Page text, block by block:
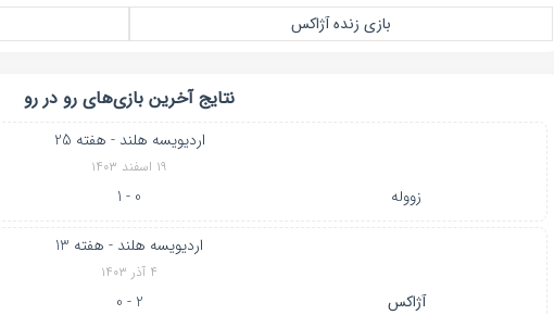
بازی زنده آژاکس
نتایج آخرین بازی‌های رو در رو
اردیویسه هلند - هفته 25
۱۹ اسفند ۱۴۰۳
زووله 0 - 1
اردیویسه هلند - هفته 13
۴ آذر ۱۴۰۳
آژاکس 2 - 0